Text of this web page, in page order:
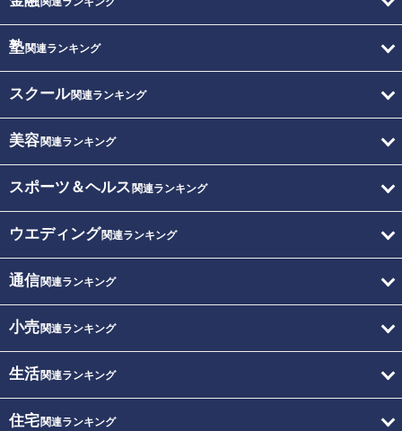
塾関連ランキング
スクール関連ランキング
美容関連ランキング
スポーツ＆ヘルス 関連ランキング
ウエディング関連ランキング
通信関連ランキング
小売関連ランキング
生活関連ランキング
住宅関連ランキング